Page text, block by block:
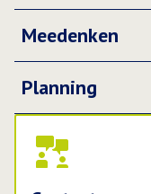
Meedenken
Planning